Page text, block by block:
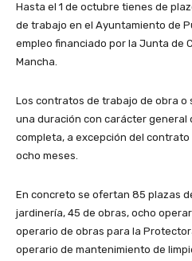
Hasta el 1 de octubre tienes de
de trabajo en el Ayuntamiento de
empleo financiado por la Junta de
Mancha.
Los contratos de trabajo de obra
una duración con carácter general
completa, a excepción del
ocho meses.
En concreto se ofertan 85 plazas
jardinería, 45 de obras, ocho
operario de obras para la
operario de mantenimiento de